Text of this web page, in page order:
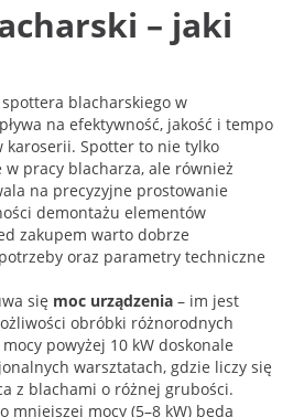
– jaki
blacharskiego w
na efektywność, jakość i tempo
karoserii. Spotter to nie tylko
pracy blacharza, ale również
na precyzyjne prostowanie
demontażu elementów
zakupem warto dobrze
oraz parametry techniczne
się moc urządzenia – im jest
obróbki różnorodnych
powyżej 10 kW doskonale
warsztatach, gdzie liczy się
z blachami o różnej grubości.
mniejszej mocy (5–8 kW) będą